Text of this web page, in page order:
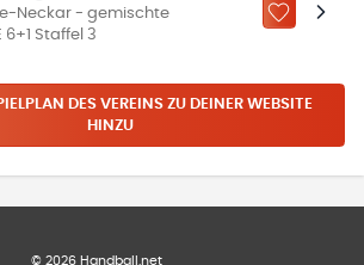
Neckar - gemischte
6+1 Staffel 3
ZU „MEINE
DES VEREINS ZU DEINER WEBSITE
HINZU
© 2026 Handball.net